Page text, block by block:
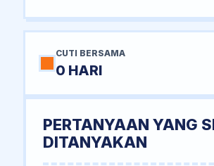
CUTI BERSAMA
0 HARI
PERTANYAAN YANG
DITANYAKAN